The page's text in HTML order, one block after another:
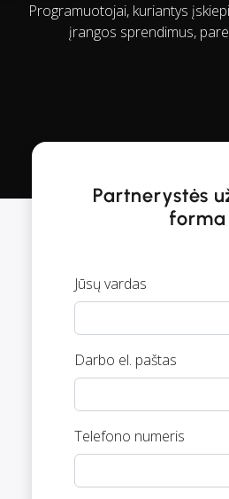
Programuotojai, kuriantys
įrangos sprendimus,
Partnerystės
forma
Jūsų vardas
Darbo el. paštas
Telefono numeris